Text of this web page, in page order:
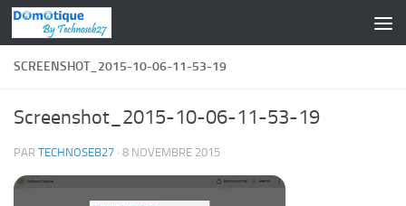
Skip to content
SCREENSHOT_2015-10-06-11-53-19
Screenshot_2015-10-06-11-53-19
PAR TECHNOSEB27 · 8 NOVEMBRE 2015